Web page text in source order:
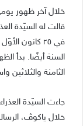
قالت له السيّدة
في ٢٥ كانون
السنة أيضًا. بدأ
الثامنة والثلاثين
جاءت السيّدة
خلال ياكوﭪ، الرسالة